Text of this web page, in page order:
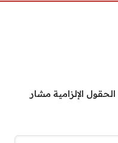
الحقول الإلزامية مشار